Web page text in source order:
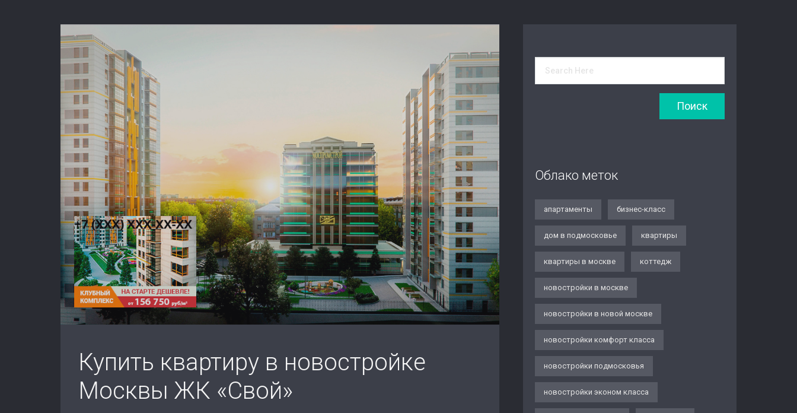
Купить квартиру в новостройке
Москвы ЖК «Свой»
Облако меток
апартаменты бизнес-класс
дом в подмосковье квартиры
квартиры в москве коттедж
новостройки в москве
новостройки в новой москве
новостройки комфорт класса
новостройки подмосковья
новостройки эконом класса